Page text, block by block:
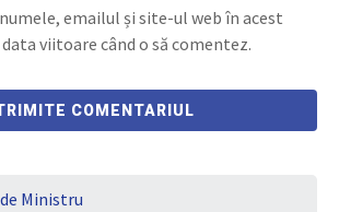
emailul și site-ul web în acest
viitoare când o să comentez.
Ministru